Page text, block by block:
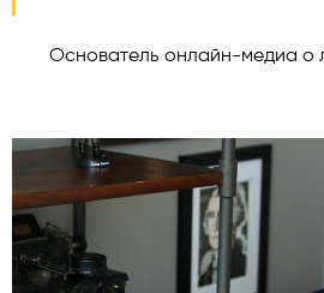
Основатель онлайн-медиа о